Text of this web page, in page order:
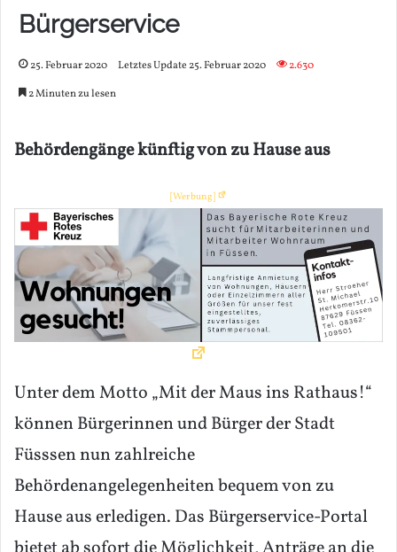
Bürgerservice
25. Februar 2020 Letztes Update 25. Februar 2020
2.630
2 Minuten zu lesen
Behördengänge künftig von zu Hause aus
[Werbung]
Unter dem Motto „Mit der Maus ins Rathaus!“
können Bürgerinnen und Bürger der Stadt
Füsssen nun zahlreiche
Behördenangelegenheiten bequem von zu
Hause aus erledigen. Das Bürgerservice-Portal